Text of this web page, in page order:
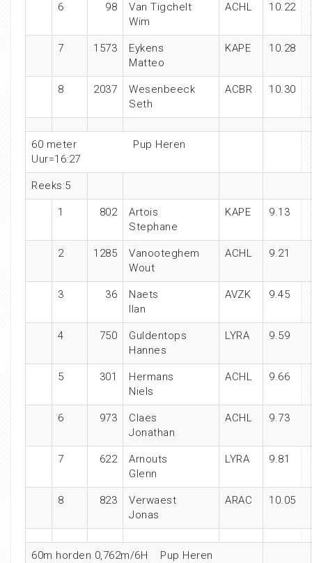
6 98
Van Tigchelt
Wim
ACHL 10.22
7 1573
Eykens
Matteo
KAPE 10.28
8 2037
Wesenbeeck
Seth
ACBR 10.30
60 meter
Pup Heren
Uur=16:27
Reeks:5
1 802
Artois
Stephane
KAPE 9.13
2 1285
Vanooteghem
Wout
ACHL 9.21
3 36
Naets
Ilan
AVZK 9.45
4 750
Guldentops
Hannes
LYRA 9.59
5 301
Hermans
Niels
ACHL 9.66
6 973
Claes
Jonathan
ACHL 9.73
7 622
Arnouts
Glenn
LYRA 9.81
8 823
Verwaest
Jonas
ARAC 10.05
60m horden 0,762m/6H
Pup Heren